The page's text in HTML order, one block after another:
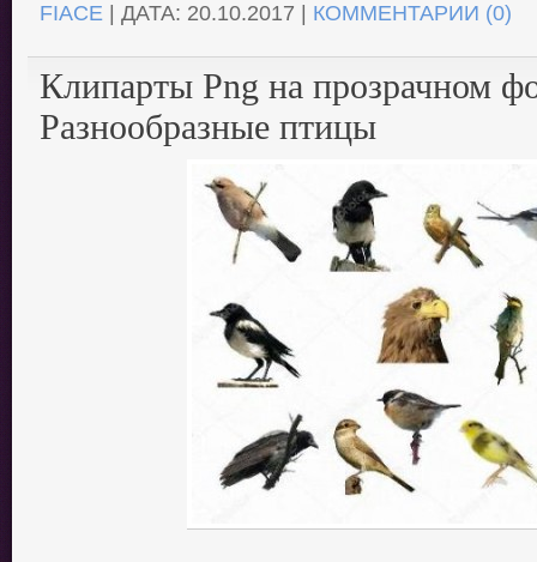
FIACE | ДАТА: 20.10.2017 | КОММЕНТАРИИ (0)
Клипарты Png на прозрачном
Разнообразные птицы